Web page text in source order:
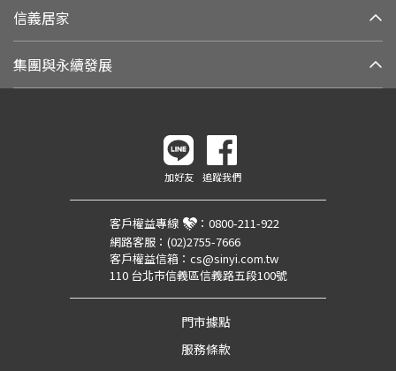
信義居家
集團與永續發展
加好友 追蹤我們
客戶權益專線 ： 0800-211-922
網路客服： (02)2755-7666
客戶權益信箱： cs@sinyi.com.tw
110 台北市信義區信義路五段100號
門市據點
服務條款